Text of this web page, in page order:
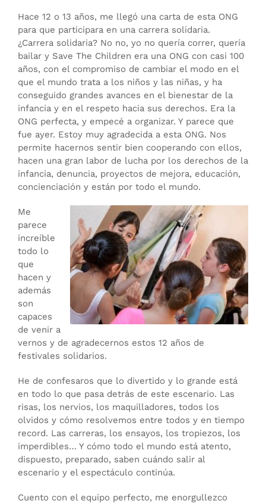
Hace 12 o 13 años, me llegó una carta de esta ONG
para que participara en una carrera solidaria.
¿Carrera solidaria? No no, yo no quería correr, quería
bailar y Save The Children era una ONG con casi 100
años, con el compromiso de cambiar el modo en el
que el mundo trata a los niños y las niñas, y ha
conseguido grandes avances en el bienestar de la
infancia y en el respeto hacia sus derechos. Era la
ONG perfecta, y empecé a organizar. Y parece que
fue ayer. Estoy muy agradecida a esta ONG. Nos
permite hacernos sentir bien cooperando con ellos,
hacen una gran labor de lucha por los derechos de la
infancia, denuncia, proyectos de mejora, educación,
concienciación y están por todo el mundo.
Me
parece
increíble
todo lo
que
hacen y
además
son
capaces
de venir a
vernos y de agradecernos estos 12 años de
festivales solidarios.
He de confesaros que lo divertido y lo grande está
en todo lo que pasa detrás de este escenario. Las
risas, los nervios, los maquilladores, todos los
olvidos y cómo resolvemos entre todos y en tiempo
record. Las carreras, los ensayos, los tropiezos, los
imperdibles… Y cómo todo el mundo está atento,
dispuesto, preparado, saben cuándo salir al
escenario y el espectáculo continúa.
Cuento con el equipo perfecto, me enorgullezco